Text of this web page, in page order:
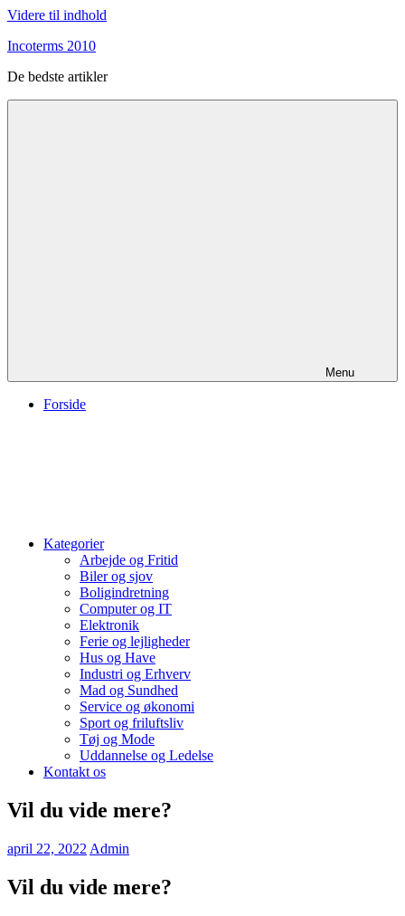
Videre til indhold
Incoterms 2010
De bedste artikler
Menu
Forside
Kategorier
Arbejde og Fritid
Biler og sjov
Boligindretning
Computer og IT
Elektronik
Ferie og lejligheder
Hus og Have
Industri og Erhverv
Mad og Sundhed
Service og økonomi
Sport og friluftsliv
Tøj og Mode
Uddannelse og Ledelse
Kontakt os
Vil du vide mere?
april 22, 2022 Admin
Vil du vide mere?